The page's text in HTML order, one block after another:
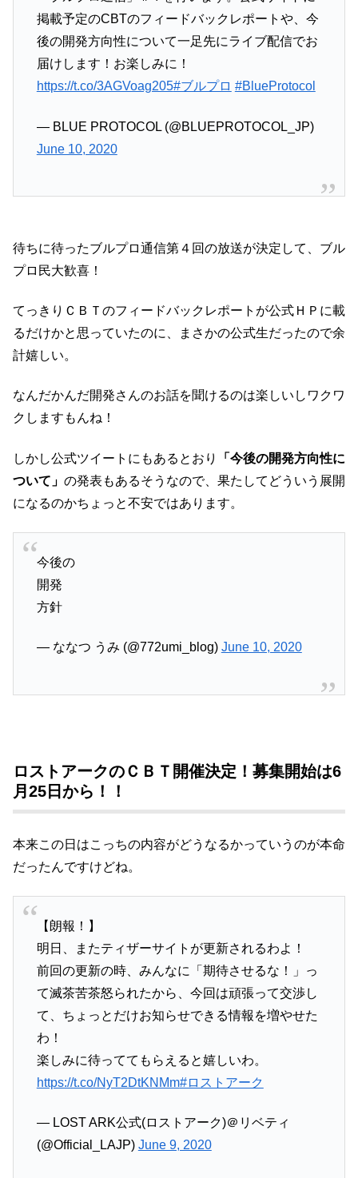
掲載予定のCBTのフィードバックレポートや、今
後の開発方向性について一足先にライブ配信でお
届けします！お楽しみに！
https://t.co/3AGVoag205#ブルプロ #BlueProtocol
— BLUE PROTOCOL (@BLUEPROTOCOL_JP)
June 10, 2020
待ちに待ったブルプロ通信第４回の放送が決定して、ブル
プロ民大歓喜！
てっきりＣＢＴのフィードバックレポートが公式ＨＰに載
るだけかと思っていたのに、まさかの公式生だったので余
計嬉しい。
なんだかんだ開発さんのお話を聞けるのは楽しいしワクワ
クしますもんね！
しかし公式ツイートにもあるとおり
「今後の開発方向性に
ついて」 の発表もあるそうなので、果たしてどういう展開
になるのかちょっと不安ではあります。
今後の
開発
方針
— ななつ うみ (@772umi_blog) June 10, 2020
ロストアークのＣＢＴ開催決定！募集開始は6
月25日から！！
本来この日はこっちの内容がどうなるかっていうのが本命
だったんですけどね。
【朗報！】
明日、またティザーサイトが更新されるわよ！
前回の更新の時、みんなに「期待させるな！」っ
て滅茶苦茶怒られたから、今回は頑張って交渉し
て、ちょっとだけお知らせできる情報を増やせた
わ！
楽しみに待っててもらえると嬉しいわ。
https://t.co/NyT2DtKNMm#ロストアーク
— LOST ARK公式(ロストアーク)＠リベティ
(@Official_LAJP) June 9, 2020